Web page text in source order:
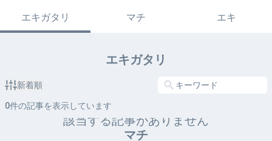
エキガタリ マチ エキ
エキガタリ
新着順
0件の記事を表示しています
該当する記事がありません
マチ